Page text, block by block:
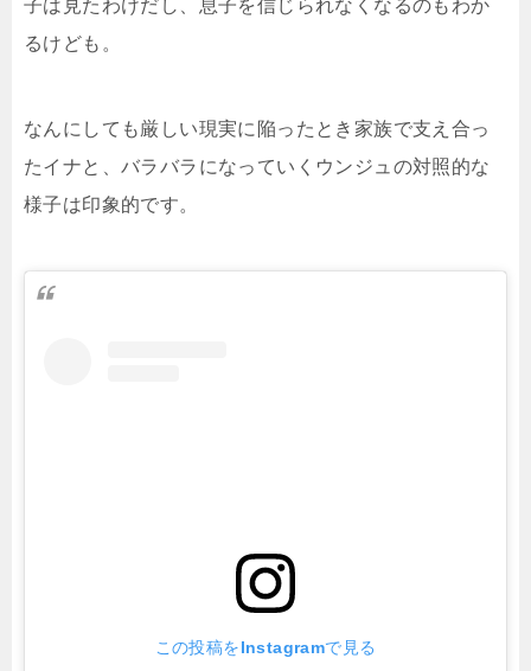
子は見たわけだし、息子を信じられなくなるのもわか
るけども。
なんにしても厳しい現実に陥ったとき家族で支え合っ
たイナと、バラバラになっていくウンジュの対照的な
様子は印象的です。
この投稿をInstagramで見る